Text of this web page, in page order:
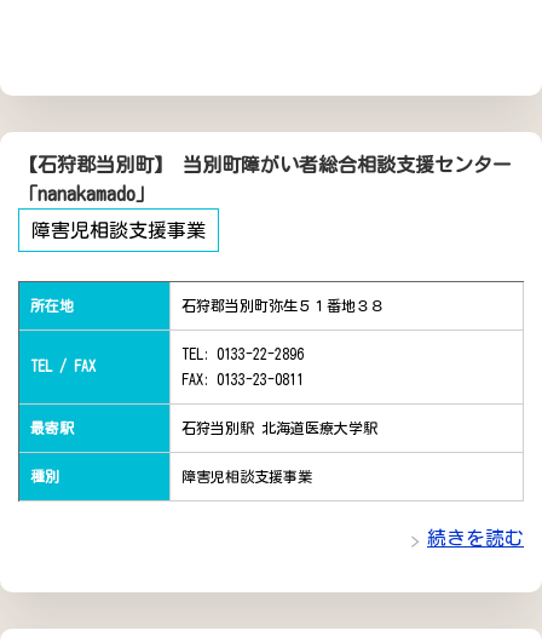
【石狩郡当別町】 当別町障がい者総合相談支援センター
「nanakamado」
障害児相談支援事業
所在地 石狩郡当別町弥生５１番地３８
TEL / FAX
TEL: 0133-22-2896
FAX: 0133-23-0811
最寄駅 石狩当別駅 北海道医療大学駅
種別 障害児相談支援事業
続きを読む